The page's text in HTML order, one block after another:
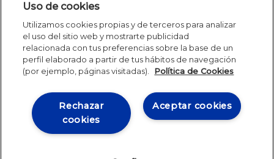
Uso de cookies
Utilizamos cookies propias y de terceros para analizar
el uso del sitio web y mostrarte publicidad
relacionada con tus preferencias sobre la base de un
perfil elaborado a partir de tus hábitos de navegación
(por ejemplo, páginas visitadas).
Política de Cookies
Aceptar cookies
Rechazar
cookies